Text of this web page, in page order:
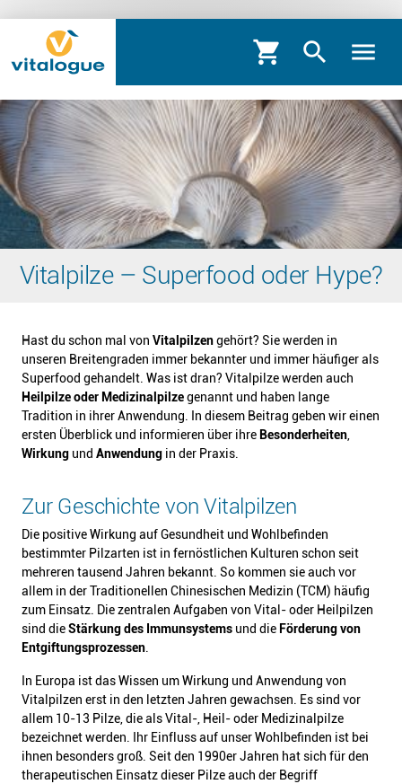
shopping_cart search menu
Vitalpilze – Superfood oder Hype?
Hast du schon mal von Vitalpilzengehört? Sie werden in
unseren Breitengraden immer bekannter und immer häufiger als
Superfood gehandelt. Was ist dran? Vitalpilze werden auch
Heilpilze oder Medizinalpilzegenannt und haben lange
Tradition in ihrer Anwendung. In diesem Beitrag geben wir einen
ersten Überblick und informieren über ihre Besonderheiten,
Wirkung und Anwendung in der Praxis.
Zur Geschichte von Vitalpilzen
Die positive Wirkung auf Gesundheit und Wohlbefinden
bestimmter Pilzarten ist in fernöstlichen Kulturen schon seit
mehreren tausend Jahren bekannt. So kommen sie auch vor
allem in der Traditionellen Chinesischen Medizin (TCM) häufig
zum Einsatz. Die zentralen Aufgaben von Vital- oder Heilpilzen
sind dieStärkung des Immunsystems und die Förderung von
Entgiftungsprozessen.
In Europa ist das Wissen um Wirkung und Anwendung von
Vitalpilzen erst in den letzten Jahren gewachsen. Es sind vor
allem 10-13 Pilze, die als Vital-, Heil- oder Medizinalpilze
bezeichnet werden. Ihr Einfluss auf unser Wohlbefinden ist bei
ihnen besonders groß. Seit den 1990er Jahren hat sich für den
therapeutischen Einsatz dieser Pilze auch der Begriff